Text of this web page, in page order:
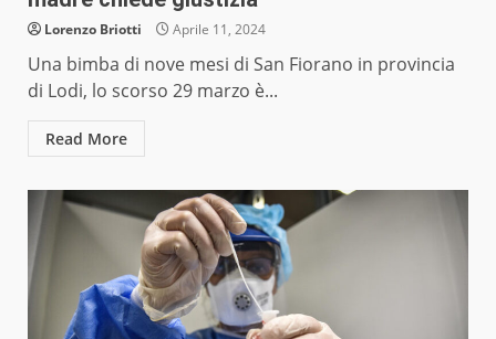
Lorenzo Briotti Aprile 11, 2024
Una bimba di nove mesi di San Fiorano in provincia
di Lodi, lo scorso 29 marzo è...
Read More